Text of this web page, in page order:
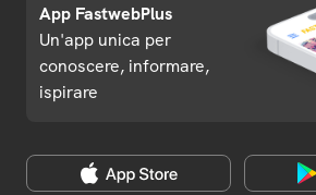
App FastwebPlus
Un'app unica per
conoscere, informare,
ispirare